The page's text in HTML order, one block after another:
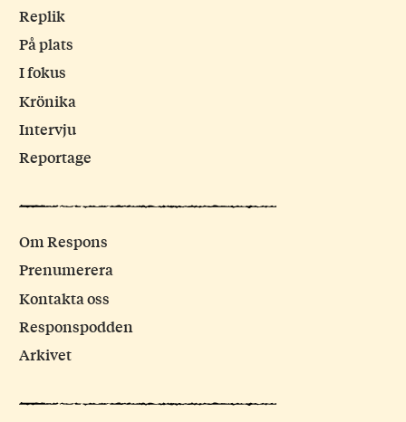
Replik
På plats
I fokus
Krönika
Intervju
Reportage
Om Respons
Prenumerera
Kontakta oss
Responspodden
Arkivet